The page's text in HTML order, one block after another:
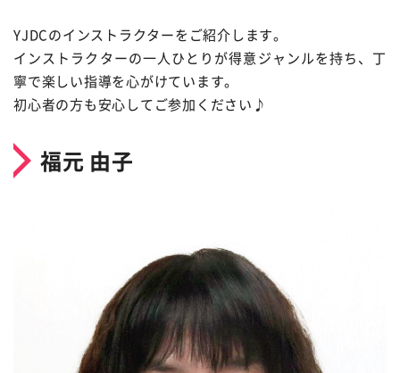
YJDCのインストラクターをご紹介します。
インストラクターの一人ひとりが得意ジャンルを持ち、丁
寧で楽しい指導を心がけています。
初心者の方も安心してご参加ください♪
福元 由子